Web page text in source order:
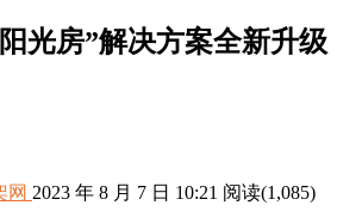
光房”解决方案全新升级
网 2023 年 8 月 7 日 10:21 阅读(1,085)